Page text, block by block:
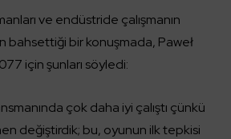
ve endüstride çalışmanın
bahsettiği bir konuşmada, Paweł
için şunları söyledi:
çok daha iyi çalıştı çünkü
değiştirdik; bu, oyunun ilk tepkisi